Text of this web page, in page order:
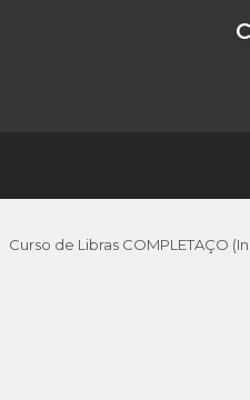
Curso de Libras COMPLETAÇO